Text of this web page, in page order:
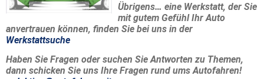
Übrigens… eine Werkstatt, der Sie
mit gutem Gefühl Ihr Auto
anvertrauen können, finden Sie bei uns in der
Werkstattsuche
Haben Sie Fragen oder suchen Sie Antworten zu Themen,
dann schicken Sie uns Ihre Fragen rund ums Autofahren!